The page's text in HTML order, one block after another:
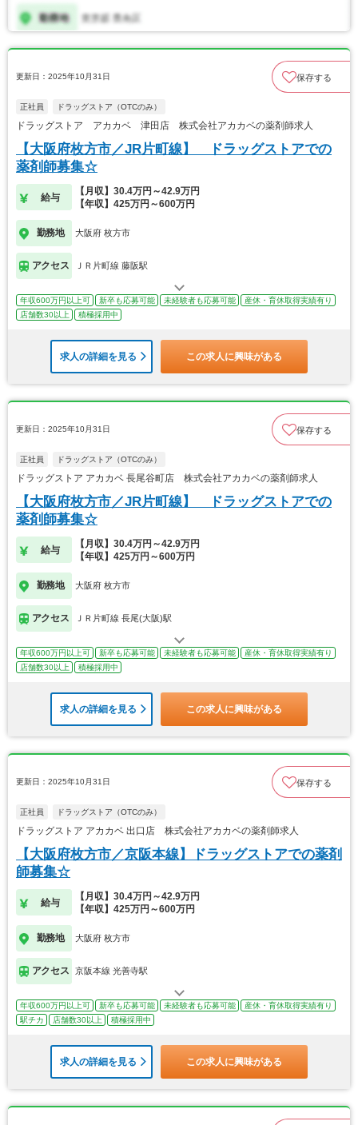
更新日：2025年10月31日 保存する
正社員 ドラッグストア（OTCのみ）
ドラッグストア アカカベ 津田店 株式会社アカカベの薬剤師求人
【大阪府枚方市／JR片町線】 ドラッグストアでの
薬剤師募集☆
給与
【月収】30.4万円～42.9万円
【年収】425万円～600万円
勤務地 大阪府 枚方市
アクセス ＪＲ片町線 藤阪駅
年収600万円以上可 新卒も応募可能 未経験者も応募可能
産休・育休取得実績有り
店舗数30以上
積極採用中
求人の詳細を見る この求人に興味がある
更新日：2025年10月31日 保存する
正社員 ドラッグストア（OTCのみ）
ドラッグストア アカカベ 長尾谷町店 株式会社アカカベの薬剤師求人
【大阪府枚方市／JR片町線】 ドラッグストアでの
薬剤師募集☆
給与
【月収】30.4万円～42.9万円
【年収】425万円～600万円
勤務地 大阪府 枚方市
アクセス ＪＲ片町線 長尾(大阪)駅
年収600万円以上可 新卒も応募可能 未経験者も応募可能
産休・育休取得実績有り
店舗数30以上
積極採用中
求人の詳細を見る この求人に興味がある
更新日：2025年10月31日 保存する
正社員 ドラッグストア（OTCのみ）
ドラッグストア アカカベ 出口店 株式会社アカカベの薬剤師求人
【大阪府枚方市／京阪本線】ドラッグストアでの薬剤
師募集☆
給与
【月収】30.4万円～42.9万円
【年収】425万円～600万円
勤務地 大阪府 枚方市
アクセス 京阪本線 光善寺駅
年収600万円以上可 新卒も応募可能 未経験者も応募可能
産休・育休取得実績有り
駅チカ
店舗数30以上 積極採用中
求人の詳細を見る この求人に興味がある